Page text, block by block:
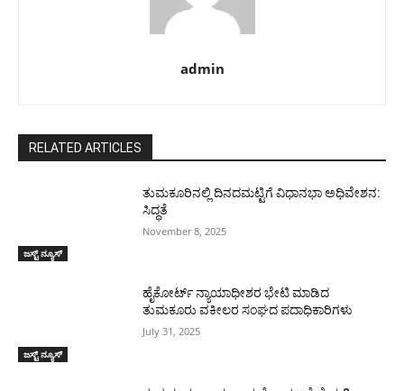
admin
RELATED ARTICLES
ಜಸ್ಟ್ ನ್ಯೂಸ್
ತುಮಕೂರಿನಲ್ಲಿ ದಿನದಮಟ್ಟಿಗೆ ವಿಧಾನಭಾ ಅಧಿವೇಶನ:
ಸಿದ್ಧತೆ
November 8, 2025
ಜಸ್ಟ್ ನ್ಯೂಸ್
ಹೈಕೋರ್ಟ್ ನ್ಯಾಯಾಧೀಶರ ಭೇಟಿ ಮಾಡಿದ
ತುಮಕೂರು ವಕೀಲರ ಸಂಘದ ಪದಾಧಿಕಾರಿಗಳು
July 31, 2025